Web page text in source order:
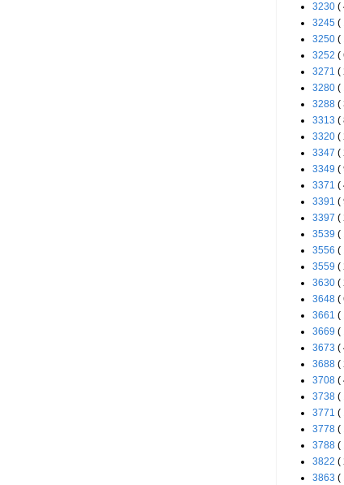
3230 (
3245 (
3250 (
3252 (
3271 (
3280 (
3288 (
3313 (
3320 (
3347 (
3349 (
3371 (
3391 (
3397 (
3539 (
3556 (
3559 (
3630 (
3648 (
3661 (
3669 (
3673 (
3688 (
3708 (
3738 (
3771 (
3778 (
3788 (
3822 (
3863 (